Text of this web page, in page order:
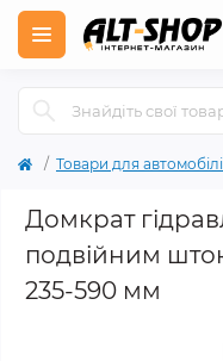
Товари для
Домкрат
подвійним
235-590 мм